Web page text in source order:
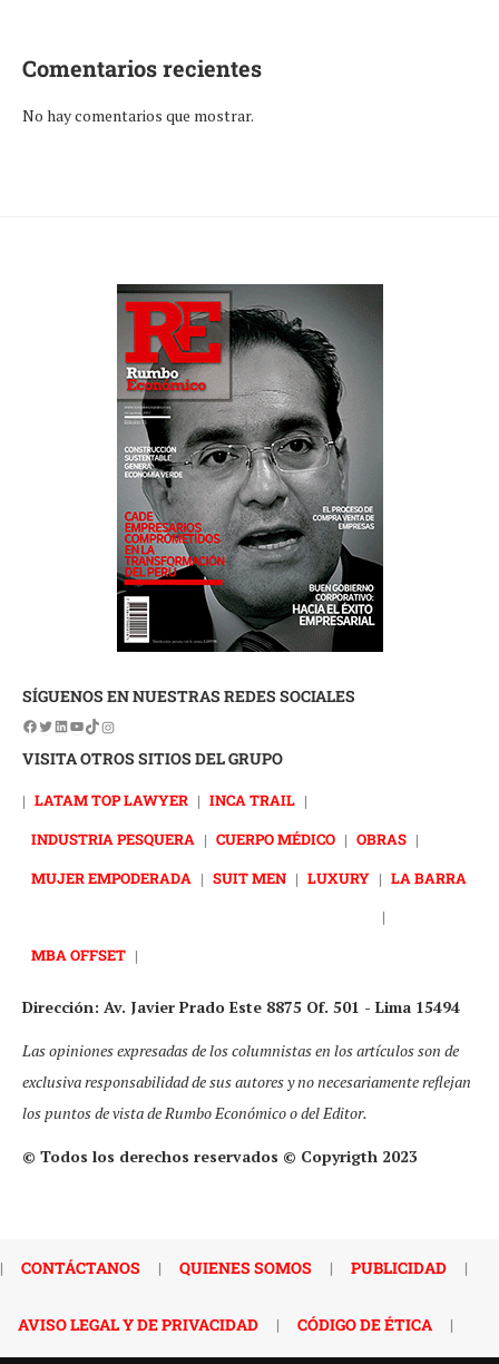
Comentarios recientes
No hay comentarios que mostrar.
SÍGUENOS EN NUESTRAS REDES SOCIALES
VISITA OTROS SITIOS DEL GRUPO
| LATAM TOP LAWYER | INCA TRAIL |
INDUSTRIA PESQUERA | CUERPO MÉDICO | OBRAS |
MUJER EMPODERADA | SUIT MEN | LUXURY | LA BARRA
|
MBA OFFSET |
Dirección: Av. Javier Prado Este 8875 Of. 501 - Lima 15494
Las opiniones expresadas de los columnistas en los artículos son de
exclusiva responsabilidad de sus autores y no necesariamente reflejan
los puntos de vista de Rumbo Económico o del Editor.
© Todos los derechos reservados © Copyrigth 2023
| CONTÁCTANOS | QUIENES SOMOS | PUBLICIDAD |
AVISO LEGAL Y DE PRIVACIDAD | CÓDIGO DE ÉTICA |